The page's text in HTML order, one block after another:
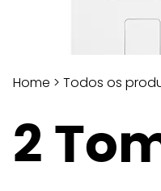
Home > Todos os
2